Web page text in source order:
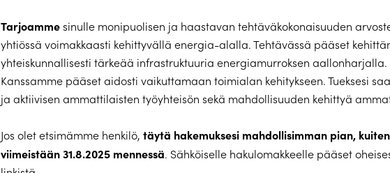
Tarjoammesinulle monipuolisen ja haastavan tehtäväkokonaisuuden
yhtiössä voimakkaasti kehittyvällä energia-alalla. Tehtävässä pääset
yhteiskunnallisesti tärkeää infrastruktuuria energiamurroksen aallonharjalla.
Kanssamme pääset aidosti vaikuttamaan toimialan kehitykseen. Tueksesi
ja aktiivisen ammattilaisten työyhteisön sekä mahdollisuuden kehittyä
Jos olet etsimämme henkilö, täytä hakemuksesi mahdollisimman pian,
viimeistään 31.8.2025 mennessä. Sähköiselle hakulomakkeelle pääset